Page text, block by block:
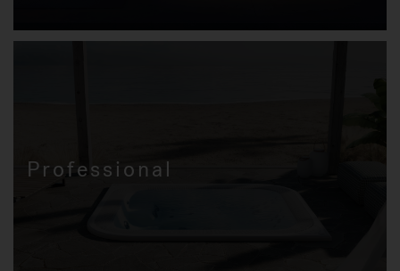
Professional